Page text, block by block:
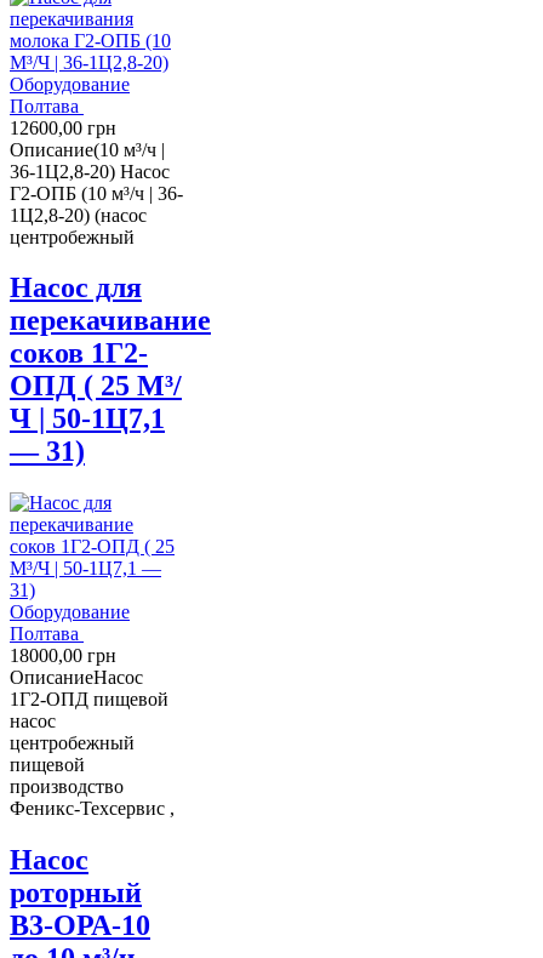
Оборудование
Полтава
12600,00 грн
Описание(10 м³/ч |
36-1Ц2,8-20) Насос
Г2-ОПБ (10 м³/ч | 36-
1Ц2,8-20) (насос
центробежный
Насос для
перекачивание
соков 1Г2-
ОПД ( 25 М³/
Ч | 50-1Ц7,1
— 31)
Оборудование
Полтава
18000,00 грн
ОписаниеНасос
1Г2-ОПД пищевой
насос
центробежный
пищевой
производство
Феникс-Техсервис ,
Насос
роторный
В3-ОРА-10